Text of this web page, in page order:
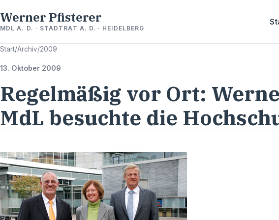
Werner Pfisterer
MDL A. D. · STADTRAT A. D. · HEIDELBERG
Start/Archiv/2009
13. Oktober 2009
Regelmäßig vor Ort:
MdL besuchte die